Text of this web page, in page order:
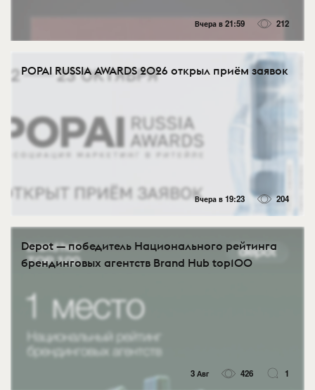
Вчера в 21:59 212
POPAI RUSSIA AWARDS 2026 открыл приём заявок
Вчера в 19:23 204
Depot — победитель Национального рейтинга
брендинговых агентств Brand Hub top100
3 Авг 426 1